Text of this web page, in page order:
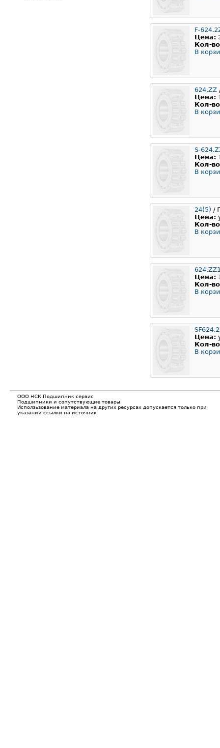
F-
Цена:
Кол-
В
624.ZZ
Цена:
Кол-
В
S-
Цена:
Кол-
В
24(5) /
Цена:
Кол-
В
Цена:
Кол-
В
Цена:
Кол-
В
ООО НСК Подшипник сервис
Подшипники и сопутствующие товары
Исползьзование материала на других ресурсах допускается только при
указании ссылки на источник